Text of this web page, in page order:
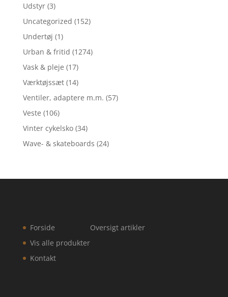
Udstyr (3)
Uncategorized (152)
Undertøj (1)
Urban & fritid (1274)
Vask & pleje (17)
Værktøjssæt (14)
Ventiler, adaptere m.m. (57)
Veste (106)
Vinter cykelsko (34)
Wave- & skateboards (24)
Forside
Vis alle produkter
Kontakt
Oversigt artikler